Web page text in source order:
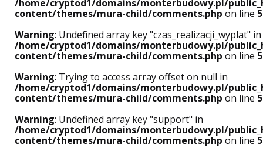
/home/cryptod1/domains/monterbudowy.pl/
content/themes/mura-child/comments.php on line
Warning: Undefined array key "czas_realizacji_wyplat" in
/home/cryptod1/domains/monterbudowy.pl/
content/themes/mura-child/comments.php on line
Warning: Trying to access array offset on null in
/home/cryptod1/domains/monterbudowy.pl/
content/themes/mura-child/comments.php on line
Warning: Undefined array key "support" in
/home/cryptod1/domains/monterbudowy.pl/
content/themes/mura-child/comments.php on line